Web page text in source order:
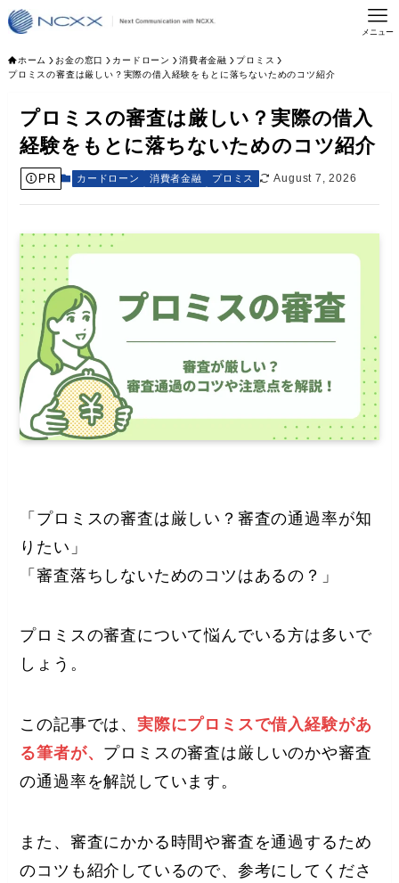
メニュー
ホーム お金の窓口 カードローン 消費者金融
プロミス
プロミスの審査は厳しい？実際の借入経験をもとに落ちないためのコツ紹介
プロミスの審査は厳しい？実際の借入
経験をもとに落ちないためのコツ紹介
PR カードローン 消費者金融 プロミス August 7, 2026
「プロミスの審査は厳しい？審査の通過率が知
りたい」
「審査落ちしないためのコツはあるの？」
プロミスの審査について悩んでいる方は多いで
しょう。
この記事では、実際にプロミスで借入経験があ
る筆者が、 プロミスの審査は厳しいのかや審査
の通過率を解説しています。
また、審査にかかる時間や審査を通過するため
のコツも紹介しているので、参考にしてくださ